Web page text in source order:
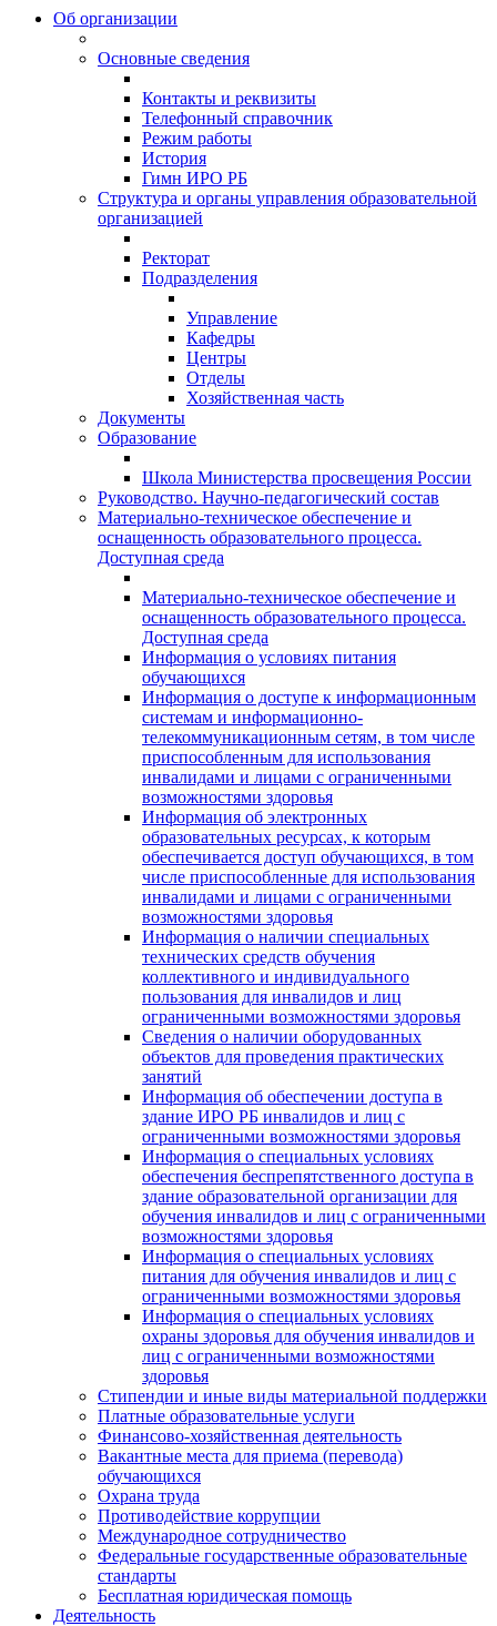
Об организации
Основные сведения
Контакты и реквизиты
Телефонный справочник
Режим работы
История
Гимн ИРО РБ
Структура и органы управления образовательной
организацией
Ректорат
Подразделения
Управление
Кафедры
Центры
Отделы
Хозяйственная часть
Документы
Образование
Школа Министерства просвещения России
Руководство. Научно-педагогический состав
Материально-техническое обеспечение и
оснащенность образовательного процесса.
Доступная среда
Материально-техническое обеспечение и
оснащенность образовательного процесса.
Доступная среда
Информация о условиях питания
обучающихся
Информация о доступе к информационным
системам и информационно-
телекоммуникационным сетям, в том числе
приспособленным для использования
инвалидами и лицами с ограниченными
возможностями здоровья
Информация об электронных
образовательных ресурсах, к которым
обеспечивается доступ обучающихся, в том
числе приспособленные для использования
инвалидами и лицами с ограниченными
возможностями здоровья
Информация о наличии специальных
технических средств обучения
коллективного и индивидуального
пользования для инвалидов и лиц
ограниченными возможностями здоровья
Сведения о наличии оборудованных
объектов для проведения практических
занятий
Информация об обеспечении доступа в
здание ИРО РБ инвалидов и лиц с
ограниченными возможностями здоровья
Информация о специальных условиях
обеспечения беспрепятственного доступа в
здание образовательной организации для
обучения инвалидов и лиц с ограниченными
возможностями здоровья
Информация о специальных условиях
питания для обучения инвалидов и лиц с
ограниченными возможностями здоровья
Информация о специальных условиях
охраны здоровья для обучения инвалидов и
лиц с ограниченными возможностями
здоровья
Стипендии и иные виды материальной поддержки
Платные образовательные услуги
Финансово-хозяйственная деятельность
Вакантные места для приема (перевода)
обучающихся
Охрана труда
Противодействие коррупции
Международное сотрудничество
Федеральные государственные образовательные
стандарты
Бесплатная юридическая помощь
Деятельность